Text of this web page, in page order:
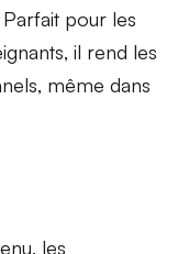
pour les
il rend les
même dans
, les